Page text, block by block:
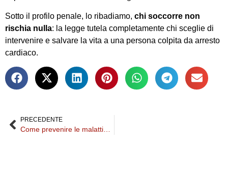
Sotto il profilo penale, lo ribadiamo, chi soccorre non
rischia nulla: la legge tutela completamente chi sceglie di
intervenire e salvare la vita a una persona colpita da arresto
cardiaco.
PRECEDENTE